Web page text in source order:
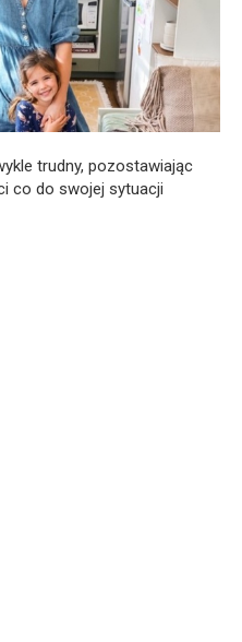
trudny, pozostawiając
co do swojej sytuacji